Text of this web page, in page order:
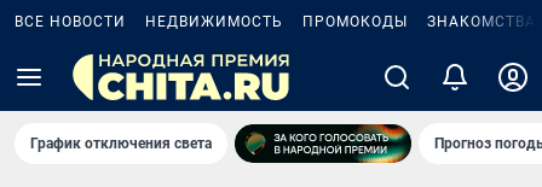
ВСЕ НОВОСТИ НЕДВИЖИМОСТЬ ПРОМОКОДЫ ЗНАКОМСТВА
График отключения света Прогноз